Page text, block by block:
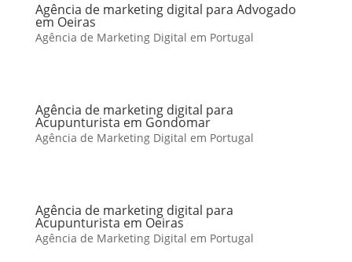
Agência de marketing digital para Advogado
em Oeiras
Agência de Marketing Digital em Portugal
Agência de marketing digital para
Acupunturista em Gondomar
Agência de Marketing Digital em Portugal
Agência de marketing digital para
Acupunturista em Oeiras
Agência de Marketing Digital em Portugal